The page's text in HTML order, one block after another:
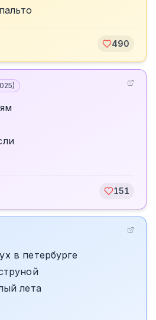
490
)
151
в петербурге
лета